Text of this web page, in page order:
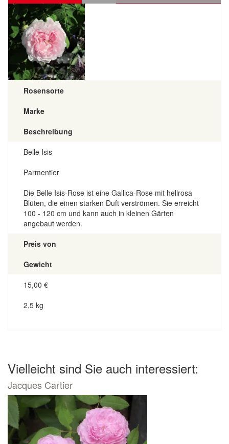
Rosensorte
Marke
Beschreibung
Belle Isis
Parmentier
Die Belle Isis-Rose ist eine Gallica-Rose mit hellrosa
Blüten, die einen starken Duft verströmen. Sie erreicht
100 - 120 cm und kann auch in kleinen Gärten
angebaut werden.
Preis von
Gewicht
15,00 €
2,5 kg
Vielleicht sind Sie auch interessiert:
Jacques Cartier